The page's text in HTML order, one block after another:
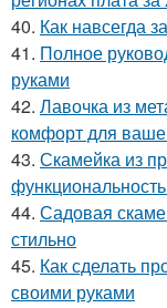
40. Как навсегда
41. Полное
руками
42. Лавочка из
комфорт для
43. Скамейка из
44. Садовая
стильно
45. Как сделать
своими руками